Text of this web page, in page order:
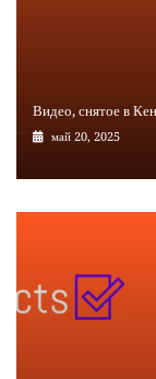
Видео, снятое в
май 20, 2025